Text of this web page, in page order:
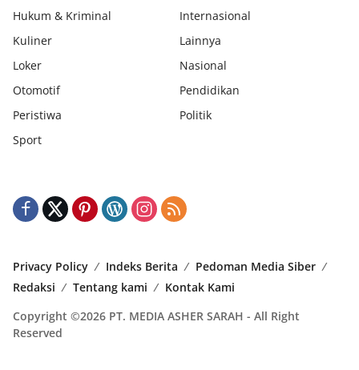
Hukum & Kriminal
Internasional
Kuliner
Lainnya
Loker
Nasional
Otomotif
Pendidikan
Peristiwa
Politik
Sport
Privacy Policy Indeks Berita
Pedoman Media Siber
Redaksi
Tentang kami
Kontak Kami
Copyright ©2026 PT. MEDIA ASHER SARAH - All Right
Reserved